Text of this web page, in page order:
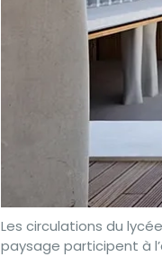
Les circulations du
paysage participent à